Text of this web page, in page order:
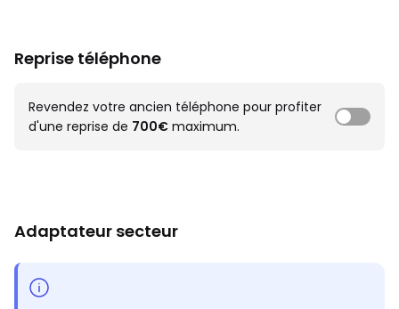
Reprise téléphone
Revendez votre ancien téléphone pour profiter
d'une reprise de 700€ maximum.
Adaptateur secteur